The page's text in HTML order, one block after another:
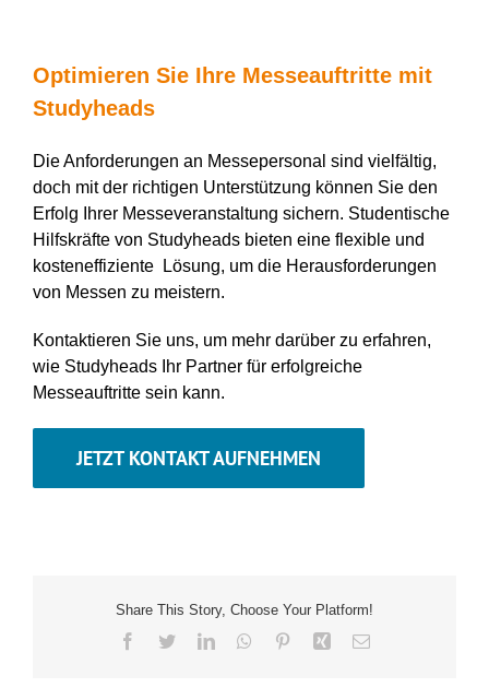
Optimieren Sie Ihre Messeauftritte mit
Studyheads
Die Anforderungen an Messepersonal sind vielfältig,
doch mit der richtigen Unterstützung können Sie den
Erfolg Ihrer Messeveranstaltung sichern. Studentische
Hilfskräfte von Studyheads bieten eine flexible und
kosteneffiziente Lösung, um die Herausforderungen
von Messen zu meistern.
Kontaktieren Sie uns, um mehr darüber zu erfahren,
wie Studyheads Ihr Partner für erfolgreiche
Messeauftritte sein kann.
JETZT KONTAKT AUFNEHMEN
Share This Story, Choose Your Platform!
Facebook
TwitterLinkedInWhatsApp
PinterestXing E-